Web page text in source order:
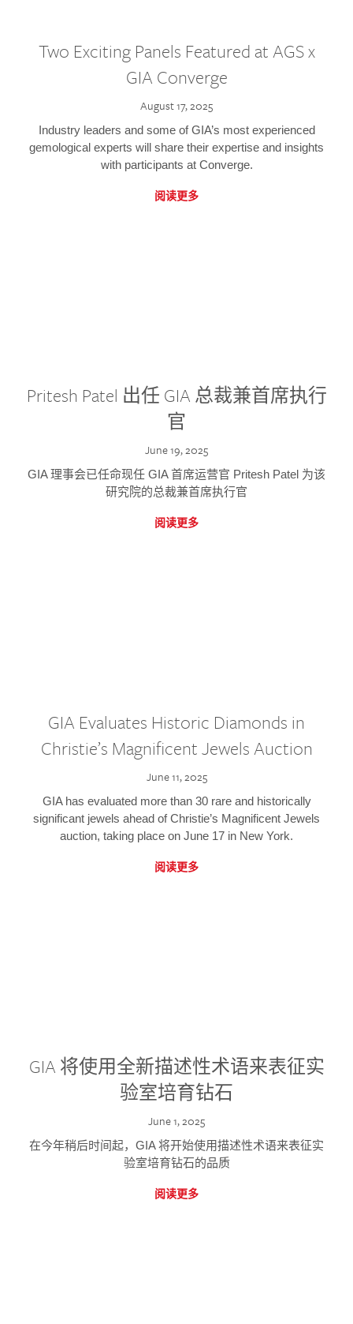
Two Exciting Panels Featured at AGS x
GIA Converge
August 17, 2025
Industry leaders and some of GIA’s most experienced
gemological experts will share their expertise and insights
with participants at Converge.
阅读更多
Pritesh Patel 出任 GIA 总裁兼首席执行
官
June 19, 2025
GIA 理事会已任命现任 GIA 首席运营官 Pritesh Patel 为该
研究院的总裁兼首席执行官
阅读更多
GIA Evaluates Historic Diamonds in
Christie’s Magnificent Jewels Auction
June 11, 2025
GIA has evaluated more than 30 rare and historically
significant jewels ahead of Christie’s Magnificent Jewels
auction, taking place on June 17 in New York.
阅读更多
GIA 将使用全新描述性术语来表征实
验室培育钻石
June 1, 2025
在今年稍后时间起，GIA 将开始使用描述性术语来表征实
验室培育钻石的品质
阅读更多